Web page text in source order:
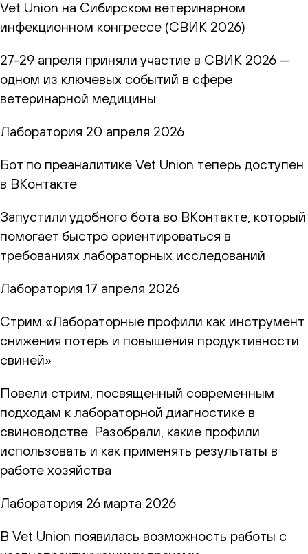
Vet Union на Сибирском ветеринарном
инфекционном конгрессе (СВИК 2026)
27-29 апреля приняли участие в СВИК 2026 —
одном из ключевых событий в сфере
ветеринарной медицины
Лаборатория 20 апреля 2026
Бот по преаналитике Vet Union теперь доступен
в ВКонтакте
Запустили удобного бота во ВКонтакте, который
помогает быстро ориентироваться в
требованиях лабораторных исследований
Лаборатория 17 апреля 2026
Стрим «Лабораторные профили как инструмент
снижения потерь и повышения продуктивности
свиней»
Повели стрим, посвященный современным
подходам к лабораторной диагностике в
свиноводстве. Разобрали, какие профили
использовать и как применять результаты в
работе хозяйства
Лаборатория 26 марта 2026
В Vet Union появилась возможность работы с